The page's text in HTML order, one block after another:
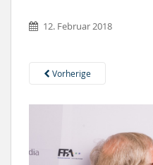
12. Februar 2018
Vorherige